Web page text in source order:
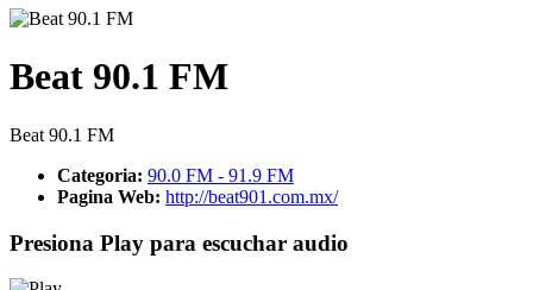
Beat 90.1 FM
Beat 90.1 FM
Categoria: 90.0 FM - 91.9 FM
Pagina Web: http://beat901.com.mx/
Presiona Play para escuchar audio